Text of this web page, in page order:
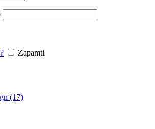
Zapamti